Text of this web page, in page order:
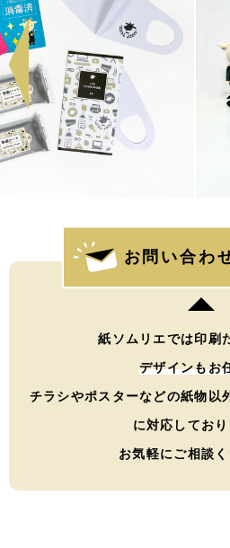
お問い合わ
紙ソムリエでは印刷
デザインもお
チラシやポスターなどの紙物以
に対応しており
お気軽にご相談く